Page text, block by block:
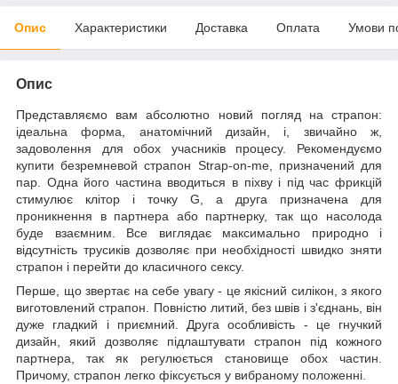
Опис Характеристики Доставка Оплата Умови
Опис
Представляємо вам абсолютно новий погляд на страпон:
ідеальна форма, анатомічний дизайн, і, звичайно ж,
задоволення для обох учасників процесу. Рекомендуємо
купити безремневой страпон Strap-on-me, призначений для
пар. Одна його частина вводиться в піхву і під час фрикцій
стимулює клітор і точку G, а друга призначена для
проникнення в партнера або партнерку, так що насолода
буде взаємним. Все виглядає максимально природно і
відсутність трусиків дозволяє при необхідності швидко зняти
страпон і перейти до класичного сексу.
Перше, що звертає на себе увагу - це якісний силікон, з якого
виготовлений страпон. Повністю литий, без швів і з'єднань, він
дуже гладкий і приємний. Друга особливість - це гнучкий
дизайн, який дозволяє підлаштувати страпон під кожного
партнера, так як регулюється становище обох частин.
Причому, страпон легко фіксується у вибраному положенні.